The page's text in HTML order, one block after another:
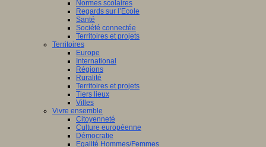
Normes scolaires
Regards sur l’Ecole
Santé
Société connectée
Territoires et projets
Territoires
Europe
International
Régions
Ruralité
Territoires et projets
Tiers lieux
Villes
Vivre ensemble
Citoyenneté
Culture européenne
Démocratie
Egalité Hommes/Femmes